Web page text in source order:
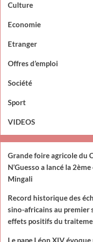
Culture
Economie
Etranger
Offres d’emploi
Société
Sport
VIDEOS
Grande foire agricole du
N’Guesso a lancé la
Mingali
Record historique des
sino-africains au premier
effets positifs du
Le pape Léon XIV